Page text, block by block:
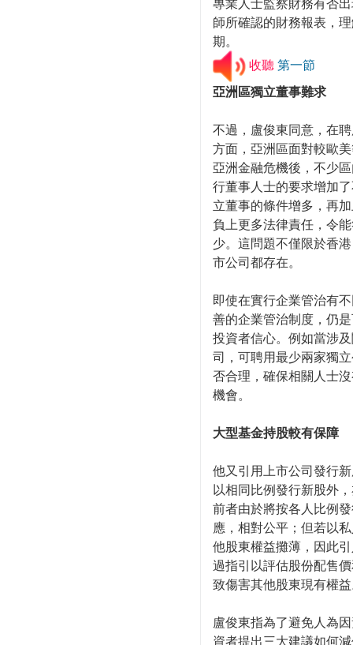
專業人士監察財務有否
師所確認的財務報表，
期。
收聽 第一節
亞洲區獨立董事難求
不過，盧俊東同意，在
方面，亞洲區面對較歐
亞洲金融危機後，不少
行董事人士的要求增加
立董事的條件增多，再
負上更多法律責任，令
少。這問題不僅限於香
市公司都存在。
即使在實行企業管治有
善的企業管治制度，仍
投資者信心。例如當涉
司，可聘用最少兩家獨
否合理，確保相關人士
機會。
大型基金持股較有保障
他又引用上市公司發行
以相同比例發行新股外
前者由於將按各人比例
應，相對公平；但若以
他股東權益攤薄，因此
過指引以評估股份配售
致傷害其他股東現有權
盧俊東指為了避免人為
資者提出三大建議如何